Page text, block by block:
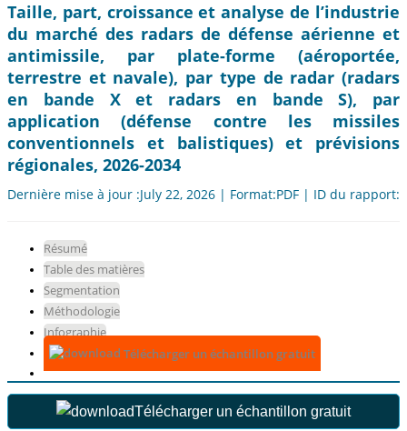
Taille, part, croissance et analyse de l’industrie
du marché des radars de défense aérienne et
antimissile, par plate-forme (aéroportée,
terrestre et navale), par type de radar (radars
en bande X et radars en bande S), par
application (défense contre les missiles
conventionnels et balistiques) et prévisions
régionales, 2026-2034
Dernière mise à jour :July 22, 2026 | Format:PDF | ID du rapport:
Résumé
Table des matières
Segmentation
Méthodologie
Infographie
Télécharger un échantillon gratuit
Télécharger un échantillon gratuit